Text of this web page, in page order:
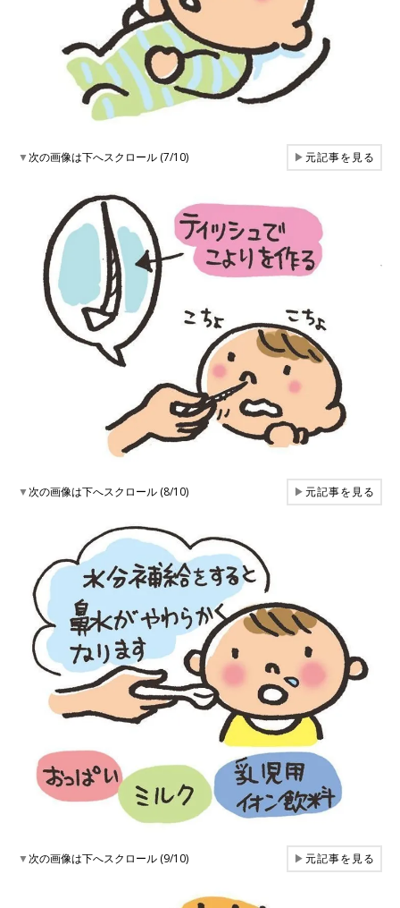
▼次の画像は下へスクロール (7/10) ▶元記事を見る
▼次の画像は下へスクロール (8/10) ▶元記事を見る
▼次の画像は下へスクロール (9/10) ▶元記事を見る